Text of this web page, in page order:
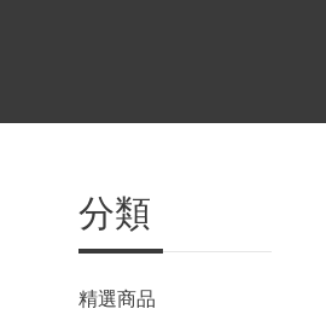
分類
精選商品